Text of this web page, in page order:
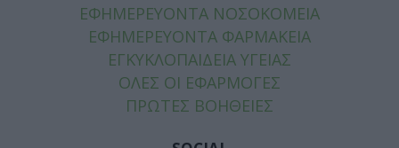
ΕΦΗΜΕΡΕΥΟΝΤΑ ΝΟΣΟΚΟΜΕΙΑ
ΕΦΗΜΕΡΕΥΟΝΤΑ ΦΑΡΜΑΚΕΙΑ
ΕΓΚΥΚΛΟΠΑΙΔΕΙΑ ΥΓΕΙΑΣ
ΟΛΕΣ ΟΙ ΕΦΑΡΜΟΓΕΣ
ΠΡΩΤΕΣ ΒΟΗΘΕΙΕΣ